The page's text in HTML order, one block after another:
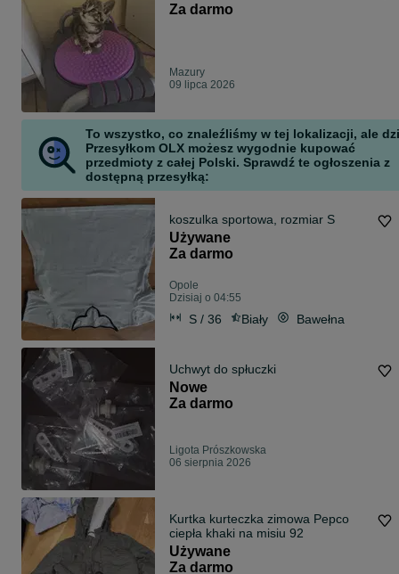
Za darmo
Mazury
09 lipca 2026
To wszystko, co znaleźliśmy w tej lokalizacji, ale
Przesyłkom OLX możesz wygodnie kupować
przedmioty z całej Polski. Sprawdź te ogłoszenia z
dostępną przesyłką:
koszulka sportowa, rozmiar S
Używane
Za darmo
Opole
Dzisiaj o 04:55
S / 36 Biały Bawełna
Uchwyt do spłuczki
Nowe
Za darmo
Ligota Prószkowska
06 sierpnia 2026
Kurtka kurteczka zimowa Pepco
ciepła khaki na misiu 92
Używane
Za darmo